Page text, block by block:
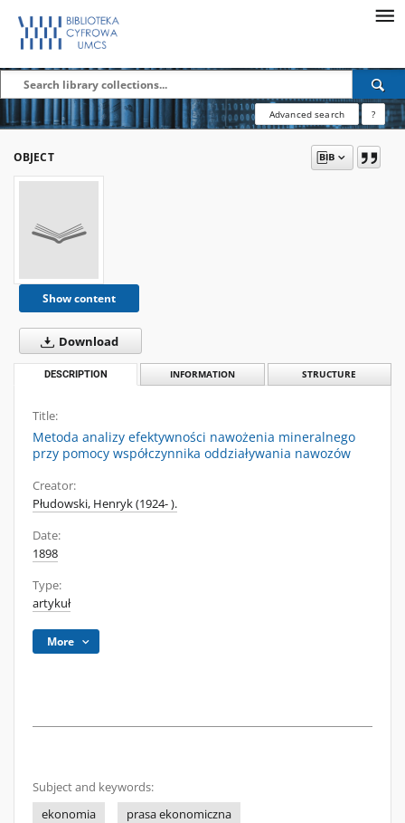
Advanced search ?
OBJECT
Show content
Download
DESCRIPTION INFORMATION STRUCTURE
Title:
Metoda analizy efektywności nawożenia mineralnego
przy pomocy współczynnika oddziaływania nawozów
Creator:
Płudowski, Henryk (1924- ).
Date:
1898
Type:
artykuł
More
Subject and keywords:
ekonomia
prasa ekonomiczna